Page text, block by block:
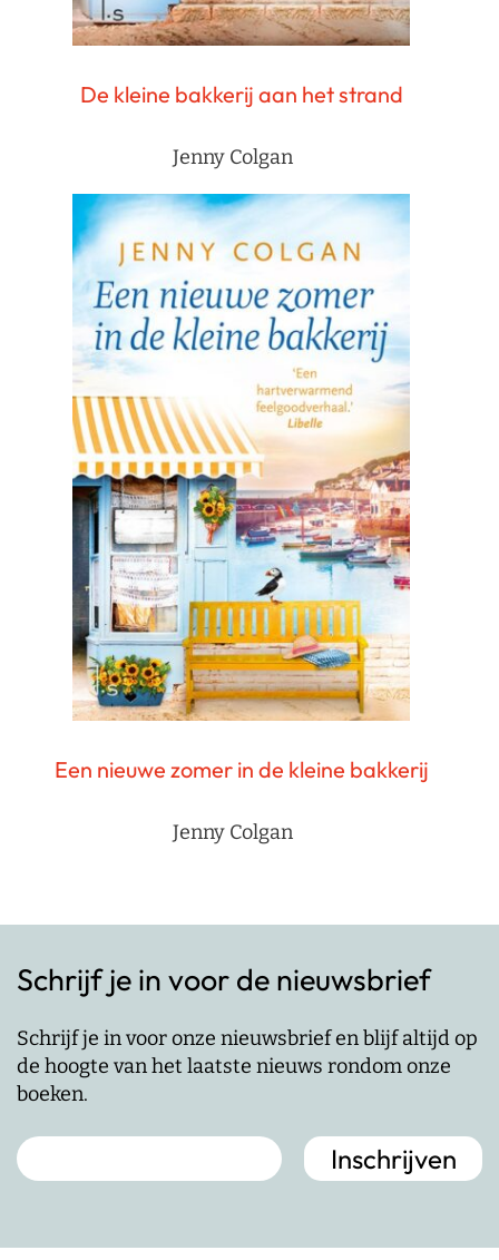
De kleine bakkerij aan het strand
Jenny Colgan
Een nieuwe zomer in de kleine bakkerij
Jenny Colgan
Schrijf je in voor de nieuwsbrief
Schrijf je in voor onze nieuwsbrief en blijf altijd op
de hoogte van het laatste nieuws rondom onze
boeken.